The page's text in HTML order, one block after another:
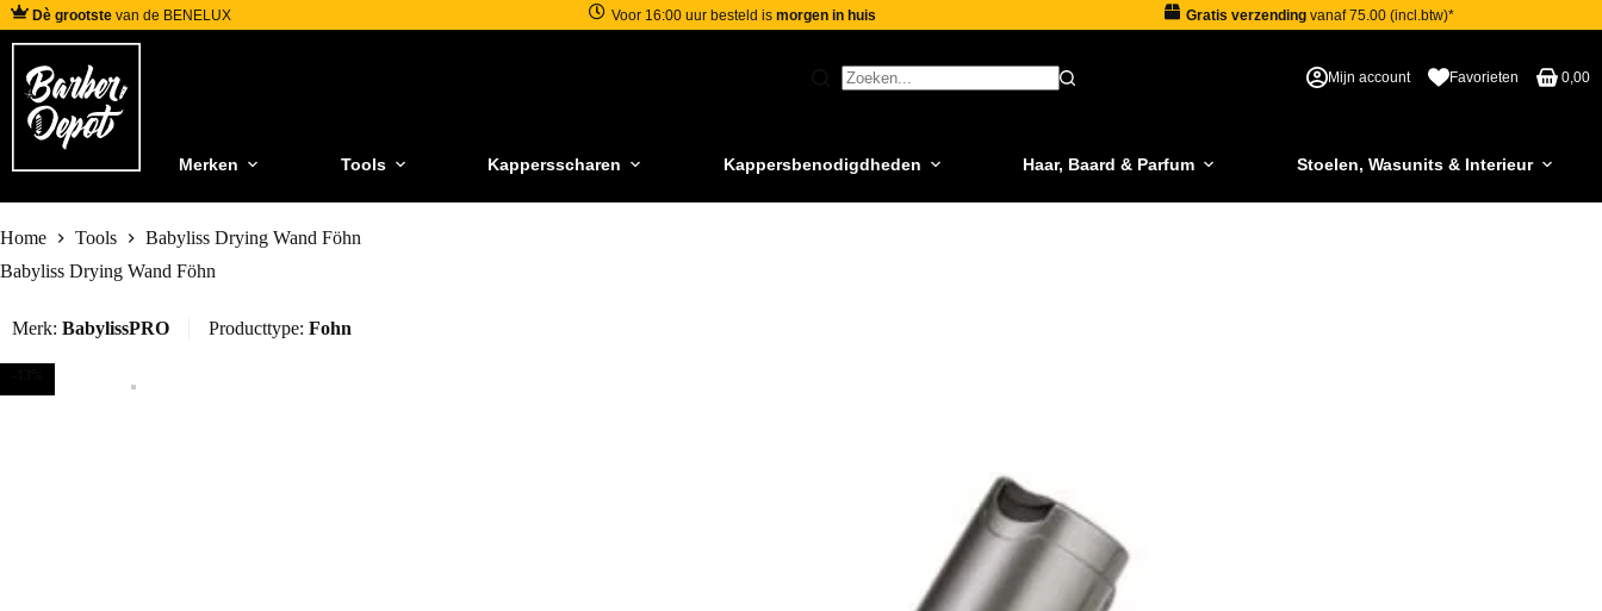
Dè grootste van de BENELUX Voor 16:00 uur besteld ismorgen in huis Gratis verzendingvanaf 75.00 (incl.btw)*
Mijn account Favorieten 0,00
Merken Tools Kappersscharen Kappersbenodigdheden Haar, Baard & Parfum Stoelen, Wasunits & Interieur
Home Tools
Babyliss Drying Wand Föhn
Babyliss Drying Wand Föhn
Merk: BabylissPRO Producttype: Fohn